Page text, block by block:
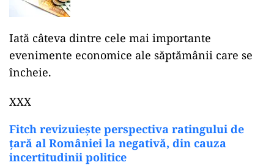
Iată câteva dintre cele mai importante
evenimente economice ale săptămânii care se
încheie.
XXX
Fitch revizuiește perspectiva ratingului de
țară al României la negativă, din cauza
incertitudinii politice